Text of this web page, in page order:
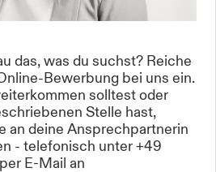
das, was du suchst? Reiche
Bewerbung bei uns ein.
solltest oder
Stelle hast,
an deine Ansprechpartnerin
- telefonisch unter +49
E-Mail an